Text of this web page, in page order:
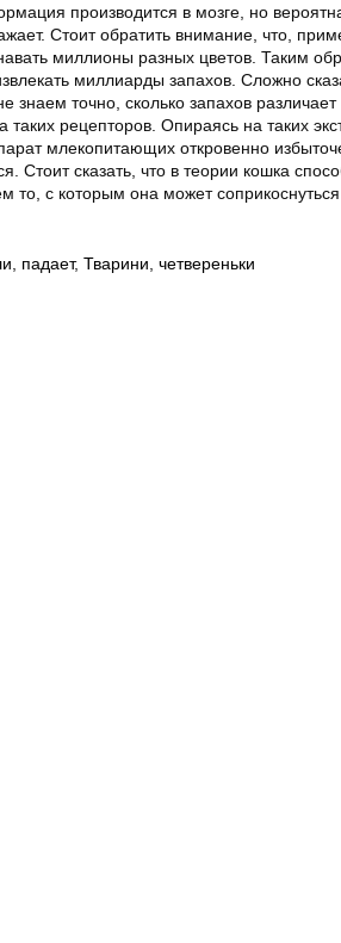
производится в мозге, но
Стоит обратить внимание, что,
миллионы разных цветов. Таким
миллиарды запахов. Сложно
знаем точно, сколько запахов
таких рецепторов. Опираясь на таких
млекопитающих откровенно
Стоит сказать, что в теории кошка
то, с которым она может
падает, Тварини четвереньки